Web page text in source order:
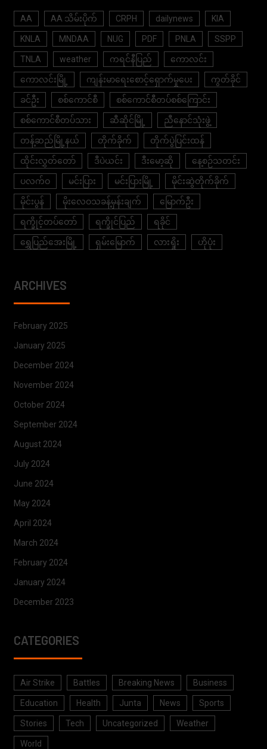
AA AA သိမ်းပိုက် CRPH dailynews KIA
KNLA MNDAA NUG PDF PNLA SSPP
TNLA weather ကရင်နီပြည် ကောလင်း
ကောလင်းမြို့ ကျန်းမာရေးစောင့်ရှောက်မှုပေး ကွတ်ခိုင်
ခင်ဦး စစ်ကောင်စီ စစ်ကောင်စီတပ်စစ်ကြောင်း
စစ်ကောင်စီတပ်သား ဆီဆိုင်မြို့ ညီနောင်သုံးဖွဲ့
တန့်ဆည်မြို့နယ် တိုက်ခိုက် တိုက်ပွဲပြင်းထန်
ထိုင်းလွှတ်တော် ဒီပဲယင်း ဒီးမော့ဆို နေ့စဉ်သတင်း
ပလက်ဝ မင်းပြား မင်းပြားမြို့ မိုင်းဆွဲတိုက်ခိုက်
မိုင်းပွန် မိုးလေဝသခန့်မှန်းချက် မြောက်ဦး
ရက္ခိုင့်တပ်တော် ရက္ခိုင်ပြည် ရခိုင်
ရွှေပြည်အေးမြို့ ရှမ်းမြောက် လားရှိုး ဟိုပုံး
ARCHIVES
February 2025
January 2025
December 2024
November 2024
October 2024
September 2024
August 2024
July 2024
June 2024
May 2024
April 2024
March 2024
February 2024
January 2024
December 2023
CATEGORIES
Air Strike Battles Breaking News Business
Education Health Junta News Sports
Stories Tech Uncategorized Weather
World